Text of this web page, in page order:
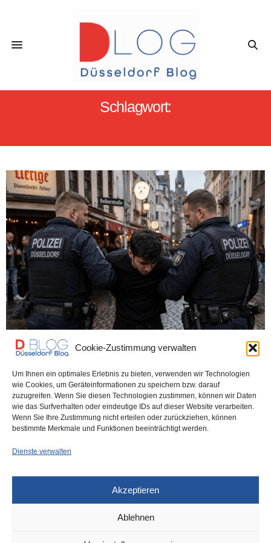
Cookie-Zustimmung verwalten
Um Ihnen ein optimales Erlebnis zu bieten, verwenden wir Technologien
wie Cookies, um Geräteinformationen zu speichern bzw. darauf
zuzugreifen. Wenn Sie diesen Technologien zustimmen, können wir Daten
wie das Surfverhalten oder eindeutige IDs auf dieser Website verarbeiten.
Wenn Sie Ihre Zustimmung nicht erteilen oder zurückziehen, können
bestimmte Merkmale und Funktionen beeinträchtigt werden.
Dienste verwalten
Akzeptieren
Ablehnen
Schlagwort:
POLIZEI 10. MAI 2026
Altstadt: Video-Polizist sieht
Halskettenräuber – Festnahme!
Videobeobachtern der Polizei ist es zu verdanken, dass in der